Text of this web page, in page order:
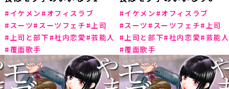
イケメン
オフィスラブ
スーツ
スーツフェチ
上司
上司と部下
社内恋愛
芸能人
覆面歌手
イケメン
オフィスラブ
スーツ
スーツフェチ
上司
上司と部下 社内恋愛 芸能人
覆面歌手